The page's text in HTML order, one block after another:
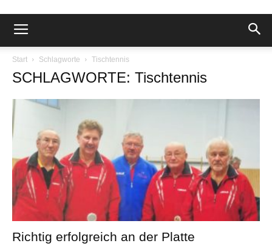
Start Schlagworte Tischtennis
SCHLAGWORTE: Tischtennis
Richtig erfolgreich an der Platte